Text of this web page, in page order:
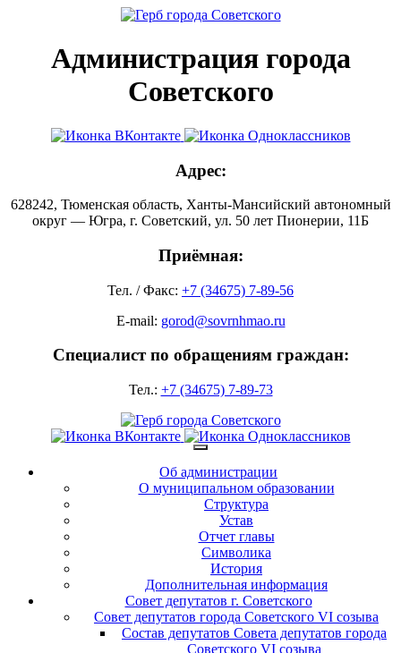
Администрация города
Советского
Адрес:
628242, Тюменская область, Ханты-Мансийский автономный
округ — Югра, г. Советский, ул. 50 лет Пионерии, 11Б
Приёмная:
Тел. / Факс: +7 (34675) 7-89-56
E-mail: gorod@sovrnhmao.ru
Специалист по обращениям граждан:
Тел.: +7 (34675) 7-89-73
Об администрации
О муниципальном образовании
Структура
Устав
Отчет главы
Символика
История
Дополнительная информация
Совет депутатов г. Советского
Совет депутатов города Советского VI созыва
Состав депутатов Совета депутатов города
Советского VI созыва